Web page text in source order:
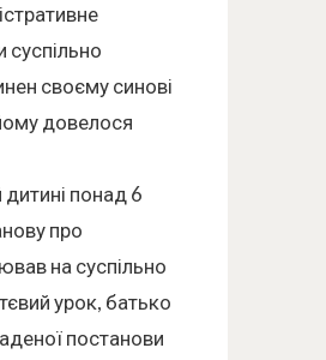
своєму синові
довелося
понад 6
про
на суспільно
урок, батько
постанови